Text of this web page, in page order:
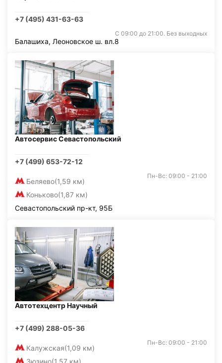
+7 (495) 431-63-63
С 09:00 до 21:00. Без выходных
Балашиха, Леоновское ш. вл.8
Автосервис Севастопольский
+7 (499) 653-72-12
Беляево(1,59 км)
Коньково(1,87 км)
Пн-Вс: 09:00 - 21:00
Севастопольский пр-кт, 95Б
Автотехцентр Научный
+7 (499) 288-05-36
Калужская(1,09 км)
Зюзино(1,57 км)
Пн-Вс: 09:00 - 21:00